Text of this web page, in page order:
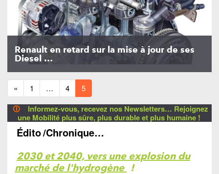
Renault en retard sur la mise à jour de ses
Diesel …
« 1 … 4 5
🛈
Informez-vous, recevez nos Newsletters… Rejoignez
une Mobilité plus sûre, plus durable et plus humaine !
Édito/Chronique…
2030 et 2040, vers une explosion du
marché de l'hydrogène !